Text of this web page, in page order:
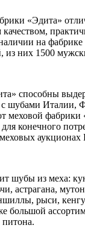
«Эдита»
на фабрике
из них 1500
способны
шубами Италии,
меховой
конечного
аукционах
шубы из меха:
астрагана,
рыси,
большой